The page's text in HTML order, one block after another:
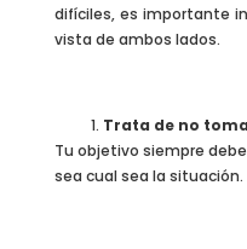
difíciles, es importante
vista de ambos lados.
Trata de no
Tu objetivo siempre
sea cual sea la situación.